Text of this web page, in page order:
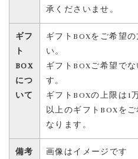
承くださいませ。
ギフ
ト
BOX
につ
いて
ギフトBOXをご希望
い。
ギフトBOXご希望で
す。
ギフトBOXの上限は1
以上のギフトBOXを
なります。
備考
画像はイメージです